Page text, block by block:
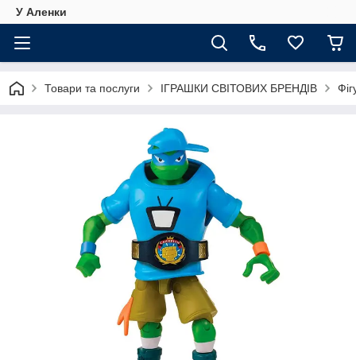
У Аленки
Товари та послуги ІГРАШКИ СВІТОВИХ БРЕНДІВ